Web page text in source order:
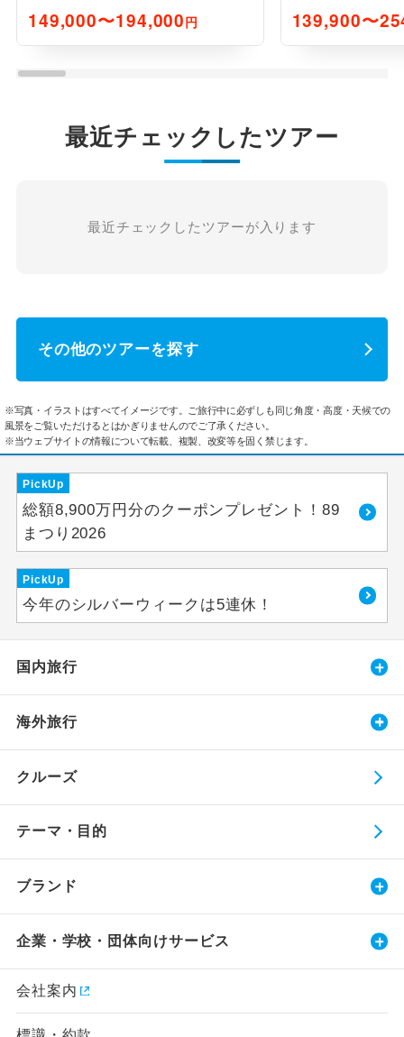
149,000〜194,000円 139,900〜
最近チェックしたツアー
最近チェックしたツアーが入ります
その他のツアーを探す
※写真・イラストはすべてイメージです。ご旅行中に必ずしも同じ角度・高度・天候での
風景をご覧いただけるとはかぎりませんのでご了承ください。
※当ウェブサイトの情報について転載、複製、改変等を固く禁じます。
PickUp
総額8,900万円分のクーポンプレゼント！89
まつり2026
PickUp
今年のシルバーウィークは5連休！
国内旅行
海外旅行
クルーズ
テーマ・目的
ブランド
企業・学校・団体向けサービス
会社案内